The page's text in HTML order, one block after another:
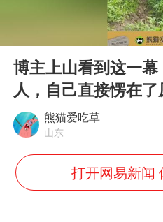
上海全
BLG经
以军士
Play
博主上山看到这一
人，自己直接愣在了
熊猫爱吃草
山东
打开网易新闻